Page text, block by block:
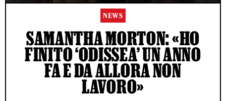
NEWS
SAMANTHA MORTON: «HO
FINITO ‘ODISSEA’ UN ANNO
FA E DA ALLORA NON
LAVORO»